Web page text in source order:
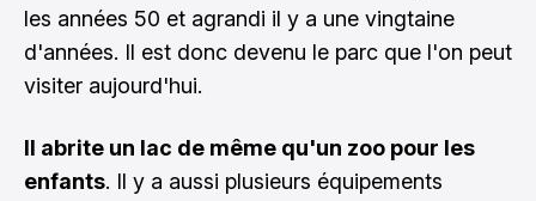
les années 50 et agrandi il y a une vingtaine
d'années. Il est donc devenu le parc que l'on peut
visiter aujourd'hui.
Il abrite un lac de même qu'un zoo pour les
enfants. Il y a aussi plusieurs équipements